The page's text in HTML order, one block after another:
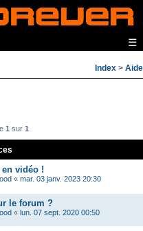
☰
Index > Aide
1 sur 1
en vidéo !
« mar. 03 janv. 2023 20:30
le forum ?
« lun. 07 sept. 2020 00:50